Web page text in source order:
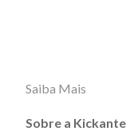
Saiba Mais
Sobre a Kickante